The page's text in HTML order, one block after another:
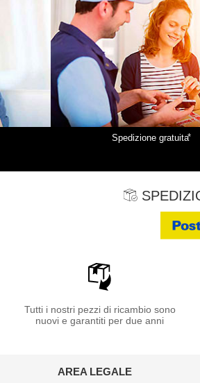
Spedizione gratuita*
Tutti i nostri pezzi di ricambio sono
nuovi e garantiti per due anni
AREA LEGALE